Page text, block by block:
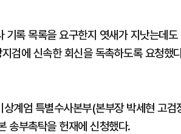
록 목록을 요구한지 엿새가 지낫는데도
검에 신속한 회신을 독촉하도록 요청했
계엄 특별수사본부(본부장 박세현 고검
송부촉탁을 헌재에 신청했다.